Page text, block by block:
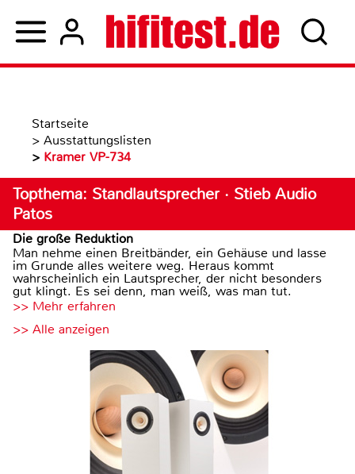
Startseite
> Ausstattungslisten
> Kramer VP-734
Topthema: Standlautsprecher · Stieb Audio
Patos
Die große Reduktion
Man nehme einen Breitbänder, ein Gehäuse und lasse
im Grunde alles weitere weg. Heraus kommt
wahrscheinlich ein Lautsprecher, der nicht besonders
gut klingt. Es sei denn, man weiß, was man tut.
>> Mehr erfahren
>> Alle anzeigen